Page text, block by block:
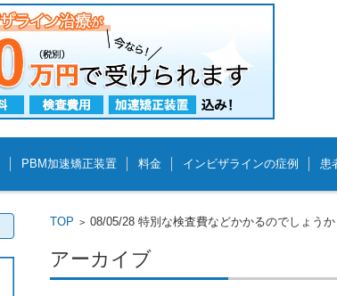
PBM加速矯正装置 料金 インビザラインの症例 患
TOP > 08/05/28 特別な検査費などかかるのでしょうか
アーカイブ